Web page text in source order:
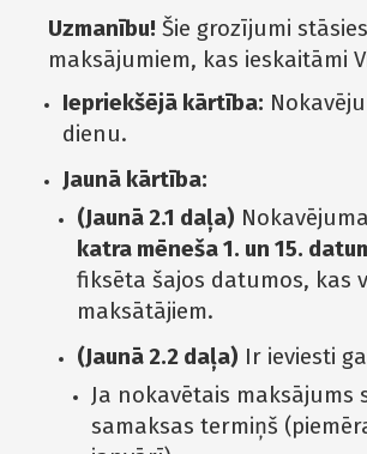
Uzmanību! Šie grozījumi
maksājumiem, kas ieskaitāmi
Iepriekšējā kārtība:
dienu.
Jaunā kārtība:
(Jaunā 2.1 daļa)
katra mēneša 1. un 15.
fiksēta šajos datumos, kas
maksātājiem.
(Jaunā 2.2 daļa) Ir ieviesti
Ja nokavētais maksājums
samaksas termiņš